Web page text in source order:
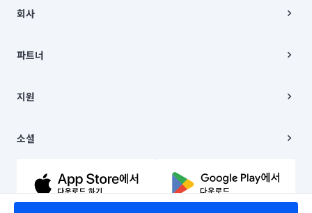
00019 |
주소 | 본사: 서울특별시 종로구 율곡로 6(중학동, 트윈트리빌딩) B동 5층
컨택센터 : 서울특별시 종로구 수송동 율곡로 24, 7층, 8층 미소
상품, 상품정보, 거래에 관한 의무와 책임은 거래당사자에게 있습니다.
언론 보도 관련 문의:
© 유한회사 미소. Miso, Inc. All Rights Reserved.
회사
채용
파트너
이사
지원
이용약관
문의하기
소셜
유튜브